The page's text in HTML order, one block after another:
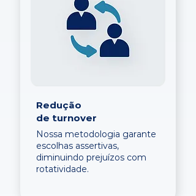
Redução
de turnover
Nossa metodologia garante
escolhas assertivas,
diminuindo prejuízos com
rotatividade.